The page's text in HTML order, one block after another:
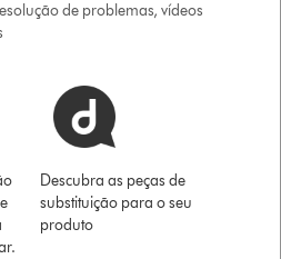
de problemas, vídeos
Descubra as peças de
substituição para o seu
produto